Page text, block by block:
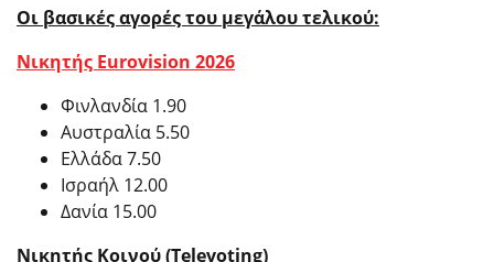
Οι βασικές αγορές του μεγάλου τελικού:
Νικητής Eurovision 2026
Φινλανδία 1.90
Αυστραλία 5.50
Ελλάδα 7.50
Ισραήλ 12.00
Δανία 15.00
Νικητής Κοινού (Televoting)